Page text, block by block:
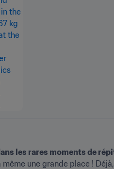
les rares moments de
même une grande place !